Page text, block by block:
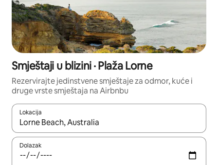
Smještaji u blizini · Plaža Lorne
Rezervirajte jedinstvene smještaje za odmor, kuće i
druge vrste smještaja na Airbnbu
Lokacija
Kada budu dostupni rezultati, moći ćete ih pregledati
Dolazak